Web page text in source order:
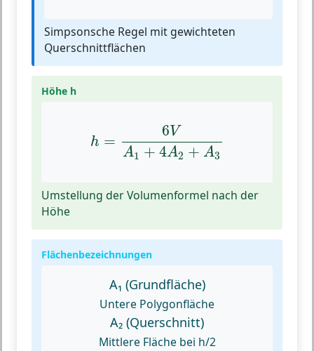
Simpsonsche Regel mit gewichteten
Querschnittflächen
Höhe h
h =
6V
A1 + 4A2 + A3
4A2
Umstellung der Volumenformel nach der
Höhe
Flächenbezeichnungen
A₁ (Grundfläche)
Untere Polygonfläche
A₂ (Querschnitt)
Mittlere Fläche bei h/2